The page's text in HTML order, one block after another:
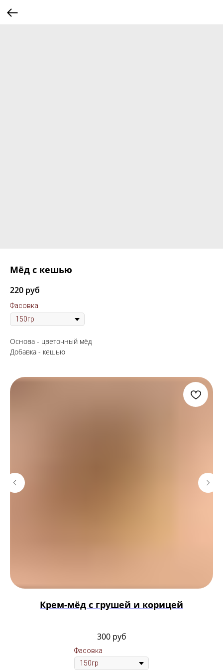
Мёд с кешью
220 руб
Фасовка
Основа - цветочный мёд
Добавка - кешью
Крем-мёд с грушей и корицей
300 руб
Фасовка